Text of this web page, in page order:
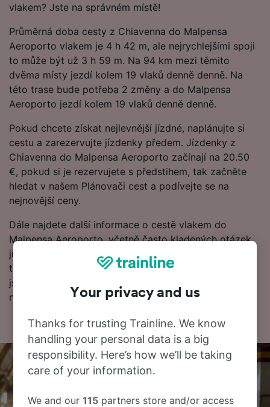
vlakem? Jste na správném místě!
Průměrná doba cesty z Chiavenna do Malpensa
Aeroporto vlakem je 4 h 42 m, ale nejrychlejšími spoji
to může být už 3 h 59 m. Na 94 km mezi těmito
dvěma místy jezdí kolem 19 vlaků denně denně. Na
této trase bude potřeba 2 změny a do Malpensa
Aeroporto jezdí kolem 19 vlaků denně denně.
Pokud chcete získat nejlevnější jízdné, naplánujte si
cestu a zarezervujte jízdenky předem. Jízdenky z
Chiavenna do Malpensa Aeroporto začínají na 20.50
€, pokud si je rezervujete s předstihem, tak začněte
hledat v našem Plánovači cest a podívejte se na
nejnovější ceny.
Dále najdete další informace o cestě vlakem do
Malpensa Aeroporto, včetně často kladených otázek,
jízdních řádů s prvními a posledními odjezdy vlaků a
tipy na rezervaci levných vlakových jízdenek. Pokud
jste připraveni k rezervaci, začněte hledat jízdenky u
nás ještě dnes.Your privacy and us
Thanks for trusting Trainline. We know
handling your personal data is a big
responsibility. Here’s how we’ll be taking
care of your information.
We and our115 partners store and/or access